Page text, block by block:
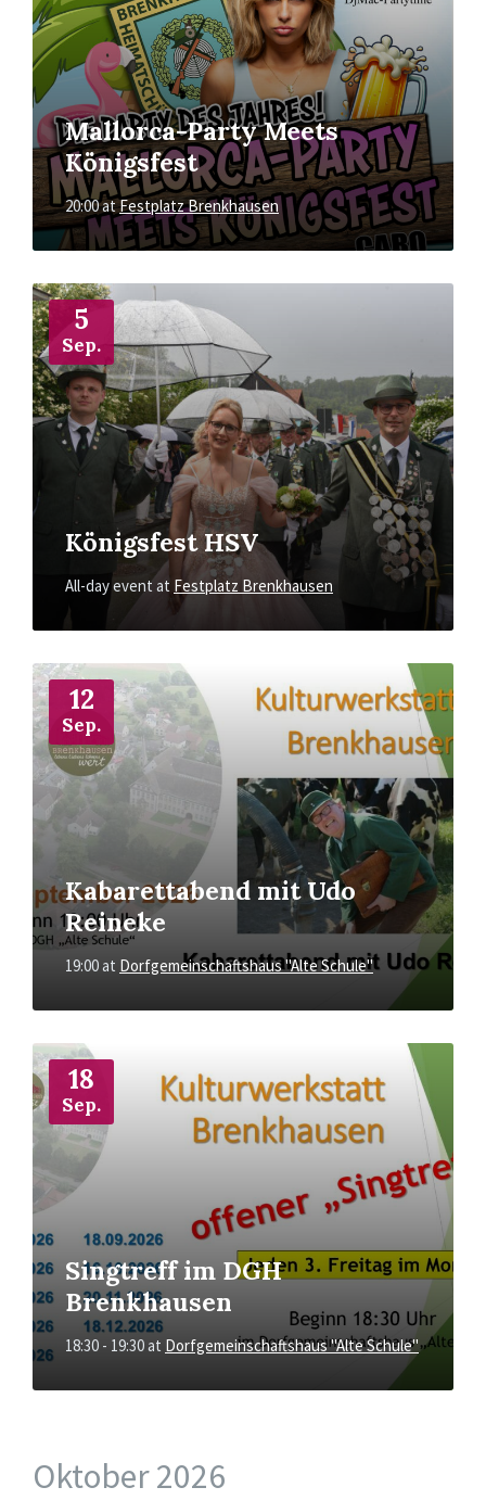
Mallorca-Party Meets
Königsfest
20:00atFestplatz Brenkhausen
5
Sep.
Königsfest HSV
All-day eventat Festplatz Brenkhausen
More
Info
12
Sep.
Kabarettabend mit Udo
Reineke
19:00at Dorfgemeinschaftshaus "Alte Schule"
More
Info
18
Sep.
Singtreff im DGH
Brenkhausen
18:30 - 19:30at Dorfgemeinschaftshaus "Alte Schule"
More
Info
Oktober 2026